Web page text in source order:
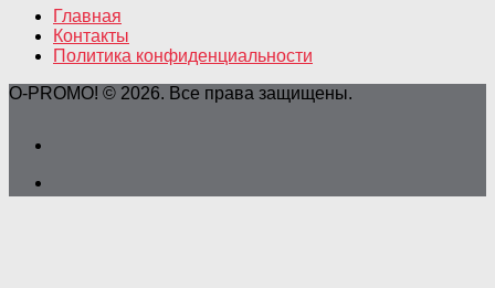
Главная
Контакты
Политика конфиденциальности
O-PROMO! © 2026. Все права защищены.